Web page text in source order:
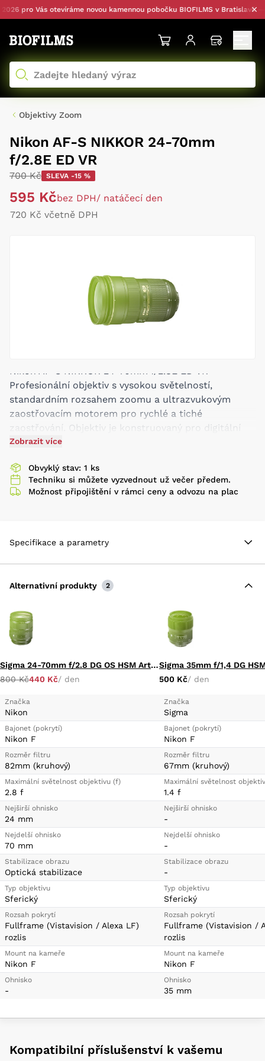
pro Vás otevíráme novou kamennou pobočku BIOFILMS v Bratislavě —
Objektivy Zoom
Nikon AF-S NIKKOR 24-70mm
f/2.8E ED VR
700 Kč SLEVA -15 %
595 Kčbez DPH/ natáčecí den
720 Kč včetně DPH
Nikon AF-S NIKKOR 24-70mm f/2.8E ED VR -
Profesionální objektiv s vysokou světelností,
standardním rozsahem zoomu a ultrazvukovým
zaostřovacím motorem pro rychlé a tiché
zaostřování. Objektiv je konstruovaný pro digitální
fotoaparáty a jeho kvalita zobrazení v okrajových
ohniskovou vzdáleností. Objektiv navíc obsahuje
antireflexní vrstvu Nano Crystal Coat pro
minimalizaci reflexů a závoje. Dva ED a PGM
Rozsah ohniskových vzdáleností 24-70 mm (Při
reflexů a závoje.
extrémně tiché a rychlé automatické
zaostřování.
Optická skla ED pro minimalizaci barevné vady.
ohniskové vzdálenosti 50 mm).
Gumové těsnění bajonetu.
Možnost okamžitého manuálního zaostření
Snímatelná sluneční clona a měkké pouzdro CL-
M3 součástí dodávky.
Zobrazit více
Obvyklý stav: 1 ks
Techniku si můžete vyzvednout už večer předem.
Možnost připojištění v rámci ceny a odvozu na plac
Specifikace a parametry
Alternativní produkty 2
Sigma 24-70mm f/2.8 DG OS HSM Art (Nikon FX F mount)
800 Kč440 Kč/ den
Značka
Nikon
Bajonet (pokrytí)
Nikon F
Rozměr filtru
82mm (kruhový)
Maximální světelnost objektivu (f)
2.8 f
Nejširší ohnisko
24 mm
Nejdelší ohnisko
70 mm
Stabilizace obrazu
Optická stabilizace
Typ objektivu
Sferický
Rozsah pokrytí
Fullframe (Vistavision / Alexa LF)
rozlis
Mount na kameře
Nikon F
Ohnisko
-
500 Kč/ den
Značka
Sigma
Bajonet (pokrytí)
Nikon F
Rozměr filtru
67mm (kruhový)
Maximální světelnost
1.4 f
Nejširší ohnisko
-
Nejdelší ohnisko
-
Stabilizace obrazu
-
Typ objektivu
Sferický
Rozsah pokrytí
Fullframe (Vistavision /
rozlis
Mount na kameře
Nikon F
Ohnisko
35 mm
Kompatibilní příslušenství k vašemu